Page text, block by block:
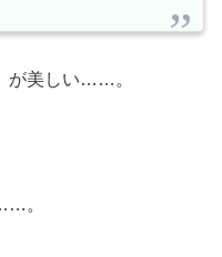
が美しい……。
。